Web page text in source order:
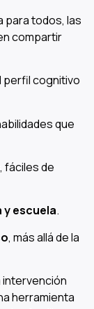
para todos, las
compartir
perfil cognitivo
que
, fáciles de
escuela.
, más allá de la
intervención
herramienta